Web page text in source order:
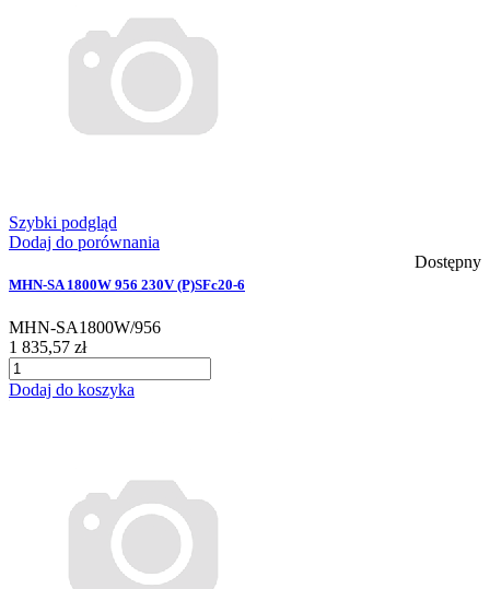
Szybki podgląd
Dodaj do porównania
Dostępny
MHN-SA 1800W 956 230V (P)SFc20-6
MHN-SA1800W/956
1 835,57 zł
Dodaj do koszyka